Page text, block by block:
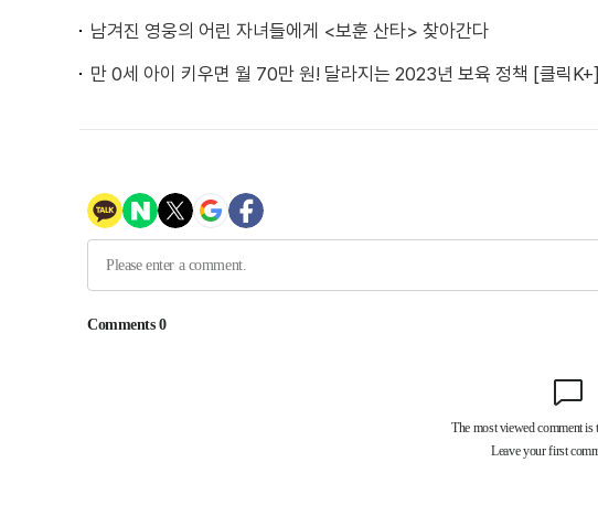
남겨진 영웅의 어린 자녀들에게 <보훈 산타> 찾아간다
만 0세 아이 키우면 월 70만 원! 달라지는 2023년 보육 정책 [클릭K+]